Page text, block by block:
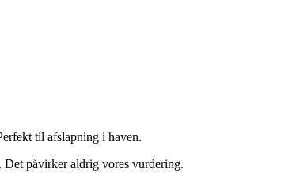
til afslapning i haven.
påvirker aldrig vores vurdering.